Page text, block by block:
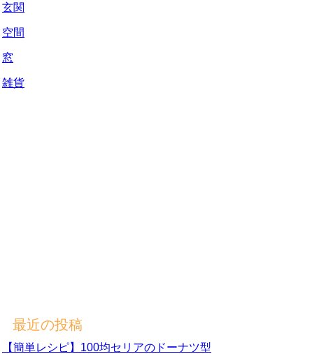
玄関
空間
窓
雑貨
最近の投稿
【簡単レシピ】100均セリアのドーナツ型